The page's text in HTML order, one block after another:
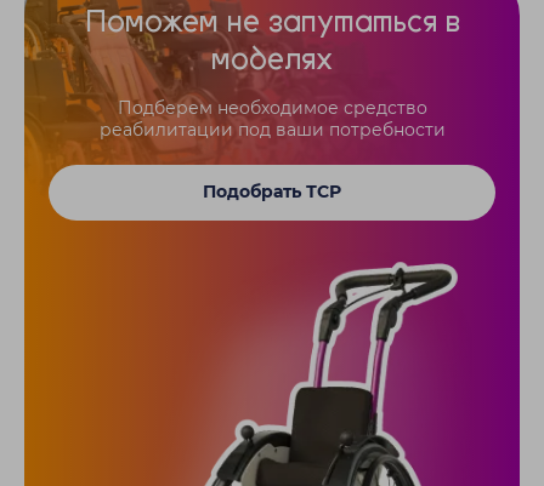
Поможем не запутаться в
моделях
Подберем необходимое средство
реабилитации под ваши потребности
Подобрать ТСР